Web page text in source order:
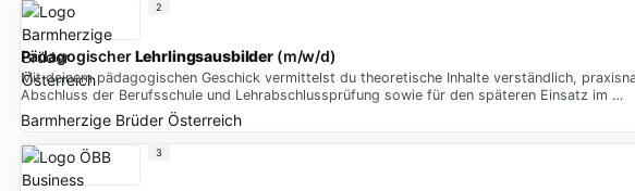
PädagogischerLehrlingsausbilder (m/w/d)
Mit deinem pädagogischen Geschick vermittelst du theoretische Inhalte verständlich,
Abschluss der Berufsschule und Lehrabschlussprüfung sowie für den späteren Einsatz im …
Barmherzige Brüder Österreich
2
3